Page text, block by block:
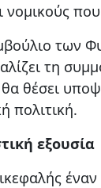
νομικούς
των
τη
θέσει
πολιτική.
εξουσία